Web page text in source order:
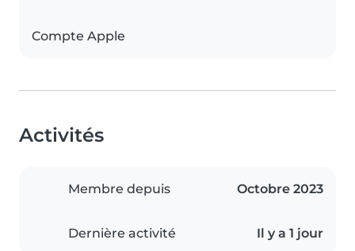
Compte Apple
Activités
Membre depuis Octobre 2023
Dernière activité Il y a 1 jour